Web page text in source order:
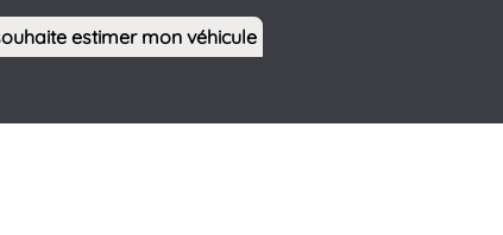
estimer mon véhicule